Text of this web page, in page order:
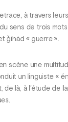
à travers
sens de trois mots
ǧihād « guerre ».
scène une
un linguiste «
de là, à l’étude de